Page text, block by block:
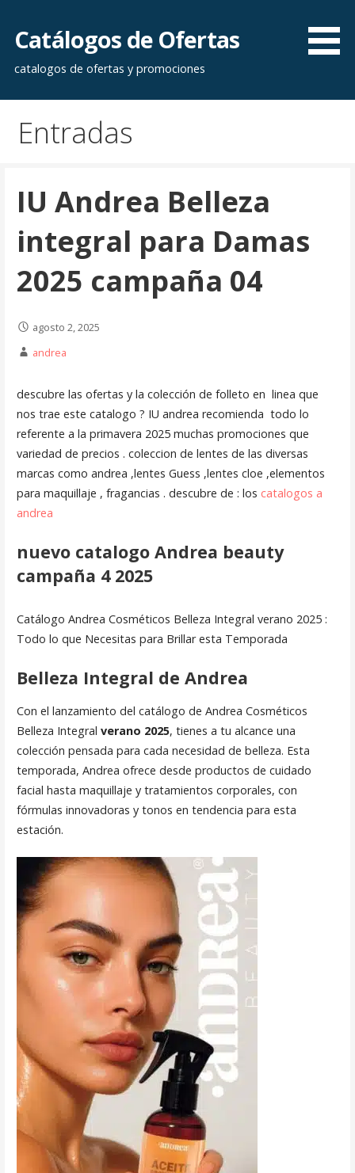
contenido
Catálogos de Ofertas
catalogos de ofertas y promociones
Entradas
IU Andrea Belleza
integral para Damas
2025 campaña 04
agosto 2, 2025
andrea
descubre las ofertas y la colección de folleto en linea que
nos trae este catalogo ? IU andrea recomienda todo lo
referente a la primavera 2025 muchas promociones que
variedad de precios . coleccion de lentes de las diversas
marcas como andrea ,lentes Guess ,lentes cloe ,elementos
para maquillaje , fragancias . descubre de : los catalogos a
andrea
nuevo catalogo Andrea beauty
campaña 4 2025
Catálogo Andrea Cosméticos Belleza Integral verano 2025 :
Todo lo que Necesitas para Brillar esta Temporada
Belleza Integral de Andrea
Con el lanzamiento del catálogo de Andrea Cosméticos
Belleza Integral verano 2025, tienes a tu alcance una
colección pensada para cada necesidad de belleza. Esta
temporada, Andrea ofrece desde productos de cuidado
facial hasta maquillaje y tratamientos corporales, con
fórmulas innovadoras y tonos en tendencia para esta
estación.